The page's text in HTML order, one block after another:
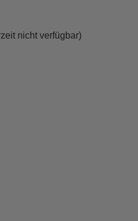
nicht verfügbar)